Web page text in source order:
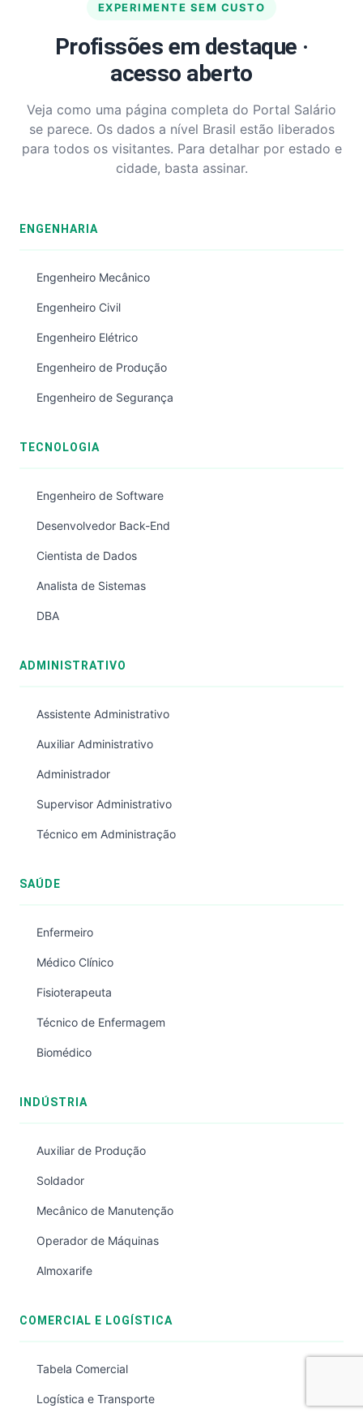
EXPERIMENTE SEM CUSTO
Profissões em destaque ·
acesso aberto
Veja como uma página completa do Portal Salário
se parece. Os dados a nível Brasil estão liberados
para todos os visitantes. Para detalhar por estado e
cidade, basta assinar.
ENGENHARIA
Engenheiro Mecânico
Engenheiro Civil
Engenheiro Elétrico
Engenheiro de Produção
Engenheiro de Segurança
TECNOLOGIA
Engenheiro de Software
Desenvolvedor Back-End
Cientista de Dados
Analista de Sistemas
DBA
ADMINISTRATIVO
Assistente Administrativo
Auxiliar Administrativo
Administrador
Supervisor Administrativo
Técnico em Administração
SAÚDE
Enfermeiro
Médico Clínico
Fisioterapeuta
Técnico de Enfermagem
Biomédico
INDÚSTRIA
Auxiliar de Produção
Soldador
Mecânico de Manutenção
Operador de Máquinas
Almoxarife
COMERCIAL E LOGÍSTICA
Tabela Comercial
Logística e Transporte